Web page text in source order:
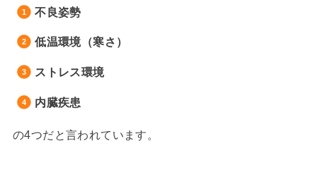
不良姿勢
低温環境（寒さ）
ストレス環境
内臓疾患
の4つだと言われています。